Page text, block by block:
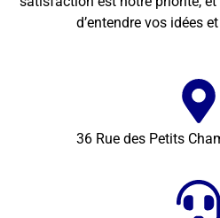
d’entendre vos idées
36 Rue des Petits